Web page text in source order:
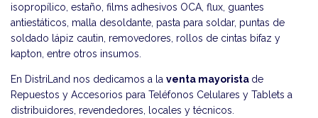
isopropílico, estaño, films adhesivos OCA, flux, guantes
antiestáticos, malla desoldante, pasta para soldar, puntas de
soldado lápiz cautin, removedores, rollos de cintas bifaz y
kapton, entre otros insumos.
En DistriLand nos dedicamos a la venta mayorista de
Repuestos y Accesorios para Teléfonos Celulares y Tablets a
distribuidores, revendedores, locales y técnicos.